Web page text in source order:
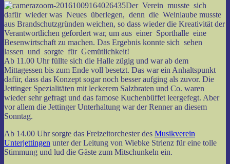
Der Verein musste sich
dafür wieder was Neues überlegen, denn die Weinlaube musste
aus Brandschutzgründen weichen, so dass wieder die Kreativität der
Verantwortlichen gefordert war, um aus einer Sporthalle eine
Besenwirtschaft zu machen. Das Ergebnis konnte sich sehen
lassen und sorgte für Gemütlichkeit!
Ab 11.00 Uhr füllte sich die Halle zügig und war ab dem
Mittagessen bis zum Ende voll besetzt. Das war ein Anhaltspunkt
dafür, dass das Konzept sogar noch besser aufging als zuvor. Die
Jettinger Spezialitäten mit leckerem Salzbraten und Co. waren
wieder sehr gefragt und das famose Kuchenbüffet leergefegt. Aber
vor allem die Jettinger Unterhaltung war der Renner an diesem
Sonntag.
Ab 14.00 Uhr sorgte das Freizeitorchester des Musikverein
Unterjettingen unter der Leitung von Wiebke Strienz für eine tolle
Stimmung und lud die Gäste zum Mitschunkeln ein.